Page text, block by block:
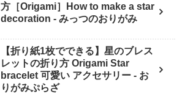
方［Origami］How to make a star
decoration - みっつのおりがみ
【折り紙1枚でできる】星のブレス
レットの折り方 Origami Star
bracelet 可愛い アクセサリー - お
りがみぷらざ